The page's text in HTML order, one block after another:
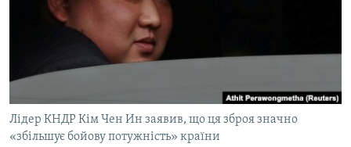
МУЛЬТИМЕДІА
СПЕЦПРОЄКТИ
КРИМ РЕАЛІЇ
Лідер КНДР Кім Чен Ин заявив, що ця зброя значно
«збільшує бойову потужність» країни